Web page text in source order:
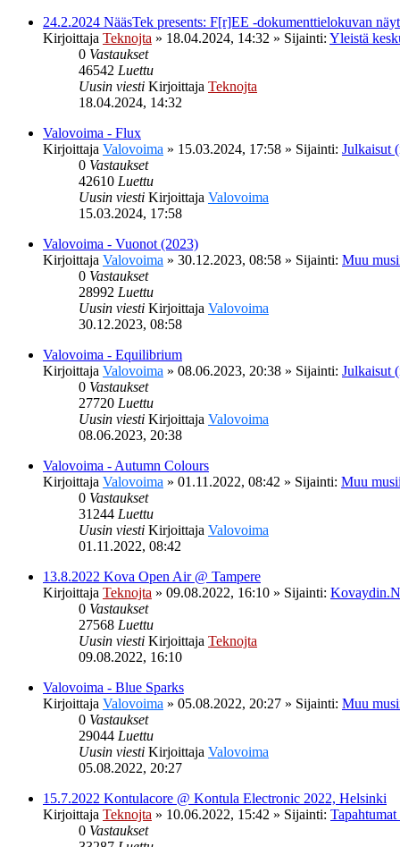
24.2.2024 NääsTek presents: F[r]EE -dokumenttielokuvan
Kirjoittaja Teknojta » 18.04.2024, 14:32 » Sijainti: Yleistä
0 Vastaukset
46542 Luettu
Uusin viesti Kirjoittaja Teknojta
18.04.2024, 14:32
Valovoima - Flux
Kirjoittaja Valovoima » 15.03.2024, 17:58 » Sijainti: Julkaisut
0 Vastaukset
42610 Luettu
Uusin viesti Kirjoittaja Valovoima
15.03.2024, 17:58
Valovoima - Vuonot (2023)
Kirjoittaja Valovoima » 30.12.2023, 08:58 » Sijainti: Muu
0 Vastaukset
28992 Luettu
Uusin viesti Kirjoittaja Valovoima
30.12.2023, 08:58
Valovoima - Equilibrium
Kirjoittaja Valovoima » 08.06.2023, 20:38 » Sijainti: Julkaisut
0 Vastaukset
27720 Luettu
Uusin viesti Kirjoittaja Valovoima
08.06.2023, 20:38
Valovoima - Autumn Colours
Kirjoittaja Valovoima » 01.11.2022, 08:42 » Sijainti: Muu
0 Vastaukset
31244 Luettu
Uusin viesti Kirjoittaja Valovoima
01.11.2022, 08:42
13.8.2022 Kova Open Air @ Tampere
Kirjoittaja Teknojta » 09.08.2022, 16:10 » Sijainti:
0 Vastaukset
27568 Luettu
Uusin viesti Kirjoittaja Teknojta
09.08.2022, 16:10
Valovoima - Blue Sparks
Kirjoittaja Valovoima » 05.08.2022, 20:27 » Sijainti: Muu
0 Vastaukset
29044 Luettu
Uusin viesti Kirjoittaja Valovoima
05.08.2022, 20:27
15.7.2022 Kontulacore @ Kontula Electronic 2022, Helsinki
Kirjoittaja Teknojta » 10.06.2022, 15:42 » Sijainti: Tapahtumat
0 Vastaukset